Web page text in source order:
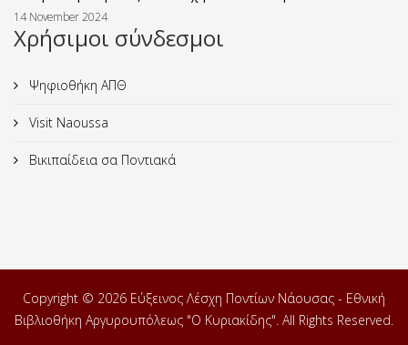
14 November 2024
Χρήσιμοι σύνδεσμοι
Ψηφιοθήκη ΑΠΘ
Visit Naoussa
Βικιπαίδεια σα Ποντιακά
Copyright © 2026 Εύξεινος Λέσχη Ποντίων Νάουσας - Εθνική
Βιβλιοθήκη Αργυρουπόλεως "Ο Κυριακίδης". All Rights Reserved.